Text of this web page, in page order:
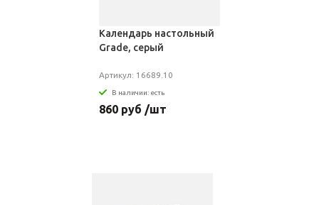
Календарь настольный
Grade, серый
Артикул: 16689.10
В наличии: есть
860 руб /шт